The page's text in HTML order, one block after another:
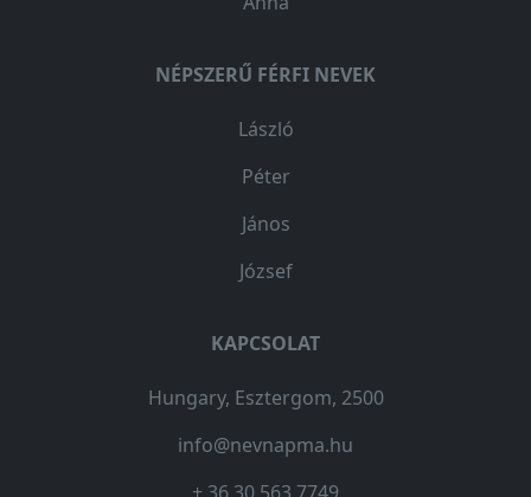
NÉPSZERŰ FÉRFI NEVEK
László
Péter
János
József
KAPCSOLAT
Hungary, Esztergom, 2500
info@nevnapma.hu